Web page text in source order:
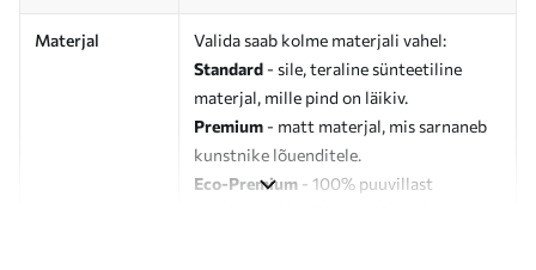
Materjal
Valida saab kolme materjali vahel:
Standard - sile, teraline sünteetiline
materjal, mille pind on läikiv.
Premium - matt materjal, mis sarnaneb
kunstnike lõuenditele.
Eco-Premium - 100% puuvillast